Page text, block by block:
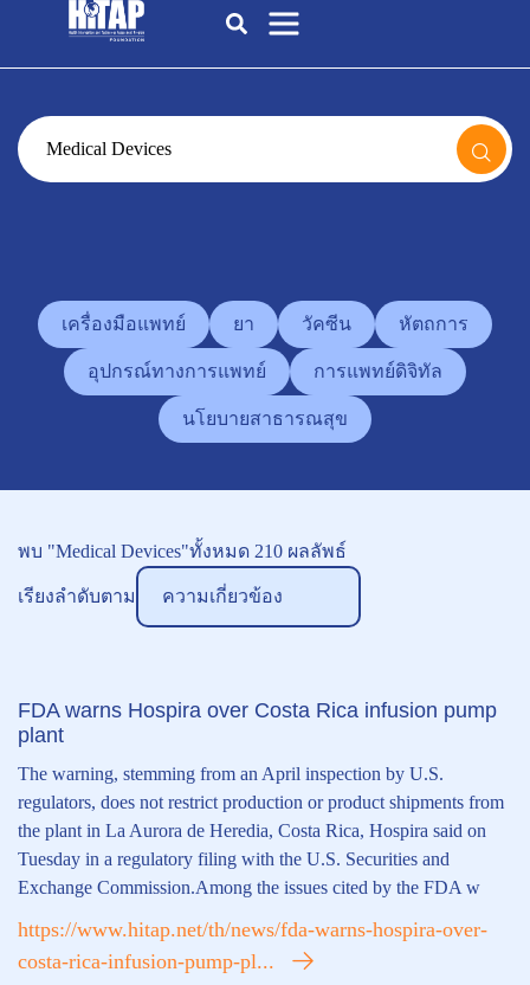
เครื่องมือแพทย์ ยา วัคซีน หัตถการ
อุปกรณ์ทางการแพทย์ การแพทย์ดิจิทัล
นโยบายสาธารณสุข
พบ "Medical Devices"ทั้งหมด 210 ผลลัพธ์
เรียงลำดับตาม ความเกี่ยวข้อง
FDA warns Hospira over Costa Rica infusion pump
plant
The warning, stemming from an April inspection by U.S.
regulators, does not restrict production or product shipments from
the plant in La Aurora de Heredia, Costa Rica, Hospira said on
Tuesday in a regulatory filing with the U.S. Securities and
Exchange Commission.Among the issues cited by the FDA w
https://www.hitap.net/th/news/fda-warns-hospira-over-
costa-rica-infusion-pump-pl...